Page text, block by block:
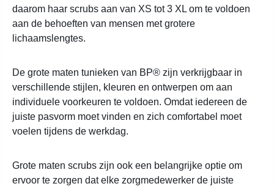
daarom haar scrubs aan van XS tot 3 XL om te voldoen
aan de behoeften van mensen met grotere
lichaamslengtes.
De grote maten tunieken van BP® zijn verkrijgbaar in
verschillende stijlen, kleuren en ontwerpen om aan
individuele voorkeuren te voldoen. Omdat iedereen de
juiste pasvorm moet vinden en zich comfortabel moet
voelen tijdens de werkdag.
Grote maten scrubs zijn ook een belangrijke optie om
ervoor te zorgen dat elke zorgmedewerker de juiste